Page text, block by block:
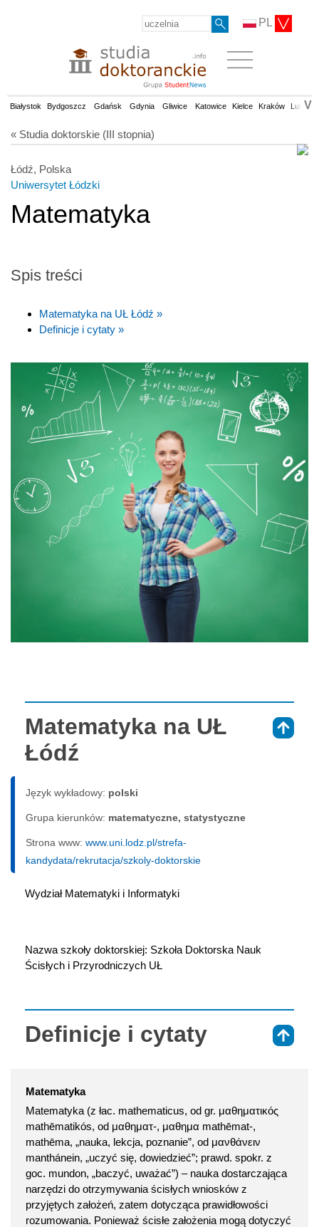
PL
Białystok Bydgoszcz Gdańsk Gdynia Gliwice Katowice Kielce Kraków Lublin
V
« Studia doktorskie (III stopnia)
Łódź, Polska
Uniwersytet Łódzki
Matematyka
Spis treści
Matematyka na UŁ Łódź »
Definicje i cytaty »
Matematyka na UŁ
Łódź
Język wykładowy: polski
Grupa kierunków: matematyczne, statystyczne
Strona www: www.uni.lodz.pl/strefa-
kandydata/rekrutacja/szkoly-doktorskie
Wydział Matematyki i Informatyki
Nazwa szkoły doktorskiej: Szkoła Doktorska Nauk
Ścisłych i Przyrodniczych UŁ
Definicje i cytaty
Matematyka
Matematyka (z łac. mathematicus, od gr. μαθηματικός
mathēmatikós, od μαθηματ-, μαθημα mathēmat-,
mathēma, „nauka, lekcja, poznanie”, od μανθάνειν
manthánein, „uczyć się, dowiedzieć”; prawd. spokr. z
goc. mundon, „baczyć, uważać”) – nauka dostarczająca
narzędzi do otrzymywania ścisłych wniosków z
przyjętych założeń, zatem dotycząca prawidłowości
rozumowania. Ponieważ ścisłe założenia mogą dotyczyć